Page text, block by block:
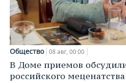
Общество 08 авг, 00:00
В Доме приемов
российского меценатства